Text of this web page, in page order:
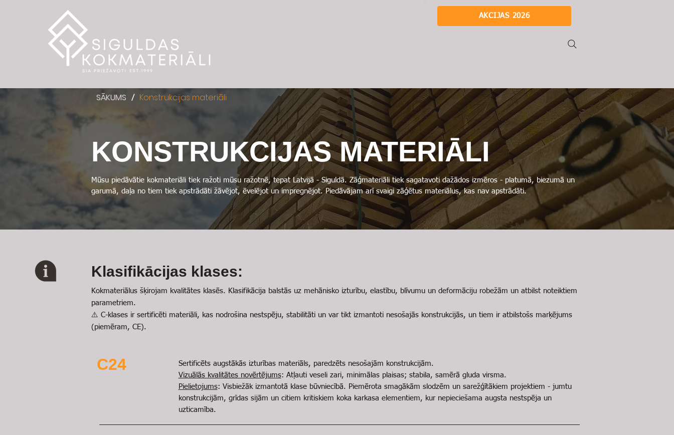
AKCIJAS 2026
SĀKUMS / Konstrukcijas materiāli
KONSTRUKCIJAS MATERIĀLI
Mūsu piedāvātie kokmateriāli tiek ražoti mūsu ražotnē, tepat Latvijā - Siguldā. Zāģmateriāli tiek sagatavoti dažādos izmēros - platumā, biezumā un
garumā, daļa no tiem tiek apstrādāti žāvējot, ēvelējot un impregnējot. Piedāvājam arī svaigi zāģētus materiālus, kas nav apstrādāti.
​​​​Klasifikācijas klases:​
Kokmateriālus šķirojam kvalitātes klasēs. Klasifikācija balstās uz mehānisko izturību, elastību, blīvumu un deformāciju robežām un atbilst noteiktiem
parametriem.
⚠️ C-klases ir sertificēti materiāli, kas nodrošina nestspēju, stabilitāti un var tikt izmantoti nesošajās konstrukcijās, un tiem ir atbilstošs marķējums
(piemēram, CE).
C24 Sertificēts augstākās izturības materiāls, paredzēts nesošajām konstrukcijām.
Vizuālās kvalitātes novērtējums: Atļauti veseli zari, minimālas plaisas; stabila, samērā gluda virsma.
Pielietojums: Visbiežāk izmantotā klase būvniecībā. Piemērota smagākām slodzēm un sarežģītākiem projektiem - jumtu
konstrukcijām, grīdas sijām un citiem kritiskiem koka karkasa elementiem, kur nepieciešama augsta nestspēja un
uzticamība.